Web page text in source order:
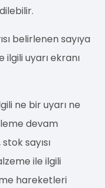
belirlenen sayıya
uyarı ekranı
ne bir uyarı ne
devam
sayısı
ile ilgili
hareketleri